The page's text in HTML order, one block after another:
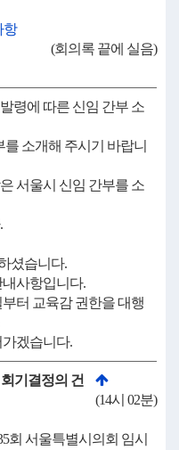
항
(회의록 끝에 실음)
령에 따른 신임 간부 소
소개해 주시기 바랍니
서울시 신임 간부를 소
셨습니다.
사항입니다.
터 교육감 권한을 대행
겠습니다.
기결정의 건
(14시 02분)
회 서울특별시의회 임시